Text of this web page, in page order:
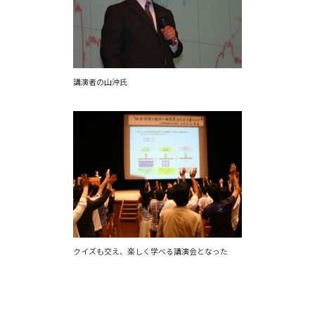
講演者の山沖氏
クイズも交え、楽しく学べる講演会となった